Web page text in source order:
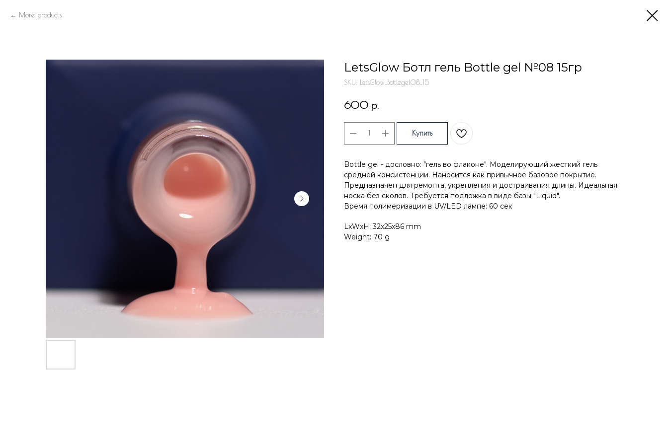
More products
LetsGlow Ботл гель Bottle gel №08 15гр
SKU: LetsGlow_Bottlegel08_15
600 р.
Купить
Bottle gel - дословно: "гель во флаконе". Моделирующий жесткий гель
средней консистенции. Наносится как привычное базовое покрытие.
Предназначен для ремонта, укрепления и достраивания длины. Идеальная
носка без сколов. Требуется подложка в виде базы "Liquid".
Время полимеризации в UV/LED лампе: 60 сек
LxWxH: 32x25x86 mm
Weight: 70 g